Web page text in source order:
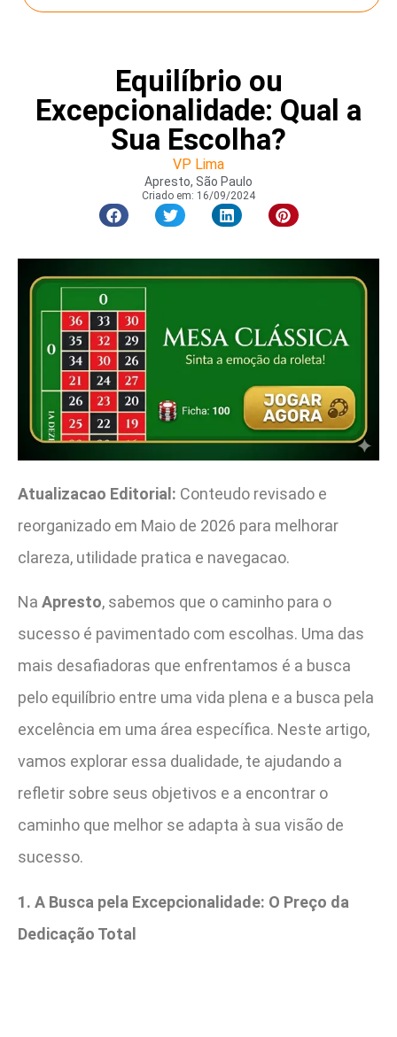
Equilíbrio ou
Excepcionalidade: Qual a
Sua Escolha?
VP Lima
Apresto, São Paulo
Criado em: 16/09/2024
Atualizacao Editorial: Conteudo revisado e
reorganizado em Maio de 2026 para melhorar
clareza, utilidade pratica e navegacao.
Na Apresto, sabemos que o caminho para o
sucesso é pavimentado com escolhas. Uma das
mais desafiadoras que enfrentamos é a busca
pelo equilíbrio entre uma vida plena e a busca pela
excelência em uma área específica. Neste artigo,
vamos explorar essa dualidade, te ajudando a
refletir sobre seus objetivos e a encontrar o
caminho que melhor se adapta à sua visão de
sucesso.
1. A Busca pela Excepcionalidade: O Preço da
Dedicação Total